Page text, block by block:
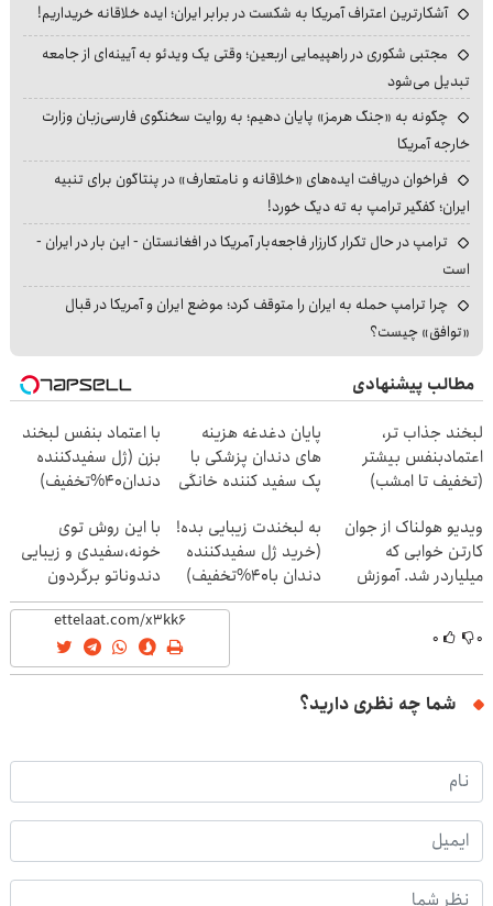
آشکارترین اعتراف آمریکا به شکست در برابر ایران؛ ایده خلاقانه خریداریم!
مجتبی شکوری در راهپیمایی اربعین؛ وقتی یک ویدئو به آیینه‌ای از جامعه
تبدیل می‌شود
چگونه به «جنگ هرمز» پایان دهیم؛ به روایت سخنگوی فارسی‌زبان وزارت
خارجه آمریکا
فراخوان دریافت ایده‌های «خلاقانه و نامتعارف» در پنتاگون برای تنبیه
ایران؛ کفگیر ترامپ به ته دیگ خورد!
ترامپ در حال تکرار کارزار فاجعه‌بار آمریکا در افغانستان - این بار در ایران -
است
چرا ترامپ حمله به ایران را متوقف کرد؛ موضع ایران و آمریکا در قبال
«توافق» چیست؟
مطالب پیشنهادی
لبخند جذاب تر،
اعتمادبنفس بیشتر
(تخفیف تا امشب)
پایان دغدغه هزینه
های دندان پزشکی با
پک سفید کننده خانگی
با اعتماد بنفس لبخند
بزن (ژل سفیدکننده
دندان40%تخفیف)
ویدیو هولناک از جوان
کارتن خوابی که
میلیاردر شد. آموزش
رایگان
به لبخندت زیبایی بده!
(خرید ژل سفیدکننده
دندان با40%تخفیف)
با این روش توی
خونه،سفیدی و زیبایی
دندوناتو برگردون
(40%off)
۰ ۰
شما چه نظری دارید؟